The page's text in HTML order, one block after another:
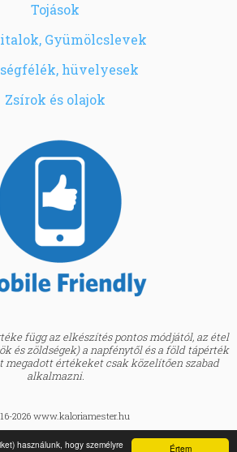
Értem
használunk, hogy személyre
Tojások
Gyümölcslevek
hüvelyesek
Zsírok és olajok
függ az elkészítés pontos módjától, az étel
és zöldségek) a napfénytől és a föld tápérték
megadott értékeket csak közelítően szabad
alkalmazni.
2026 www.kaloriamester.hu